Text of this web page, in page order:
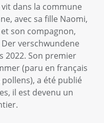
vit dans la commune
avec sa fille Naomi,
son compagnon,
verschwundene
2022. Son premier
(paru en français
a été publié
il est devenu un